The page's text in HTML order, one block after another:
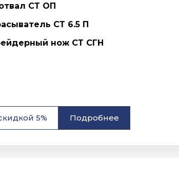
СТ ОП
СТ 6.5 П
нож СТ СГН
5% Подробнее